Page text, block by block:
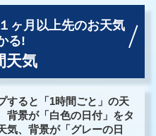
１ヶ月以上先のお天気
る!
天気
すると「1時間ごと」の天
背景が「白色の日付」をタ
気、背景が「グレーの日